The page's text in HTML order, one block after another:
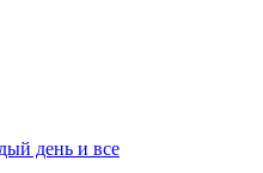
день и все